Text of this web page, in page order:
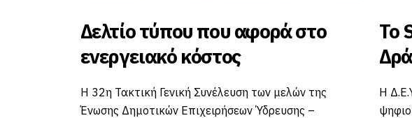
Το SmartVille app έφτασε στην
Δράμα
Η Δ.Ε.Υ.Α.Δ., κάνει ένα μεγάλο βήμα προς την
ψηφιοποίηση των υπηρεσιών της, παρέχοντας στους
Σας
22:00